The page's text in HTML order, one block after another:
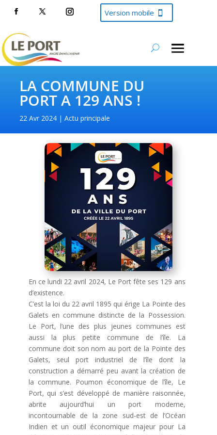
Version mobile
LA COMMUNE DU
PORT A 129 ANS !
22 Avr 2024 Actu principale
En ce lundi 22 avril 2024, Le Port fête ses 129 ans
d’existence.
C’est la loi du 22 avril 1895 qui érige La Pointe des
Galets en commune distincte de la Possession.
Le Port, l’une des plus jeunes communes est
aussi la plus petite commune de l’île. La
commune doit son nom au port de la Pointe des
Galets, seul port industriel de l’île dont la
construction a démarré peu avant la création de
la commune. Poumon économique de l’île, Le
Port, qui s’est développé de manière raisonnée,
abrite aujourd’hui un port moderne,
incontournable de la zone sud-est de l’Océan
Indien et un outil économique majeur pour La